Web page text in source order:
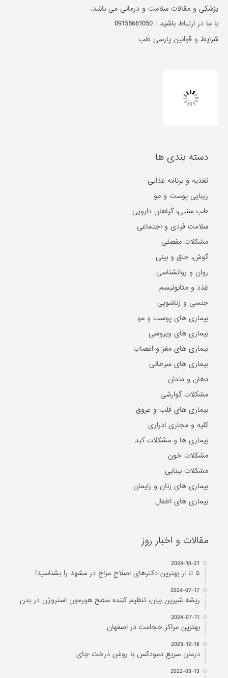
پزشکی و مقالات سلامت و درمانی می باشد.
با ما در ارتباط باشید :09155661050
شرایط و قوانین پارسی طب
دسته بندی ها
تغذیه و برنامه غذایی
زیبایی پوست و مو
طب سنتی، گیاهان دارویی
سلامت فردی و اجتماعی
مشکلات مفصلی
گوش، حلق و بینی
روان و روانشناسی
غدد و متابولیسم
جنسی و زناشویی
بیماری های پوست و مو
بیماری های ویروسی
بیماری های مغز و اعصاب
بیماری های سرطانی
دهان و دندان
مشکلات گوارشی
بیماری های قلب و عروق
کلیه و مجاری ادراری
بیماری ها و مشکلات کبد
مشکلات خون
مشکلات بینایی
بیماری های زنان و زایمان
بیماری های اطفال
مقالات و اخبار روز
2024-10-21
۵ تا از بهترین دکتر‌های اصلاح مزاج در مشهد را بشناسید!
2024-07-17
ریشه شیرین بیان، تنظیم کننده سطح هورمون استروژن در بدن
2024-07-11
بهترین مراکز حجامت در اصفهان
2023-12-18
درمان سریع دمودکس با روغن درخت چای
2022-03-13